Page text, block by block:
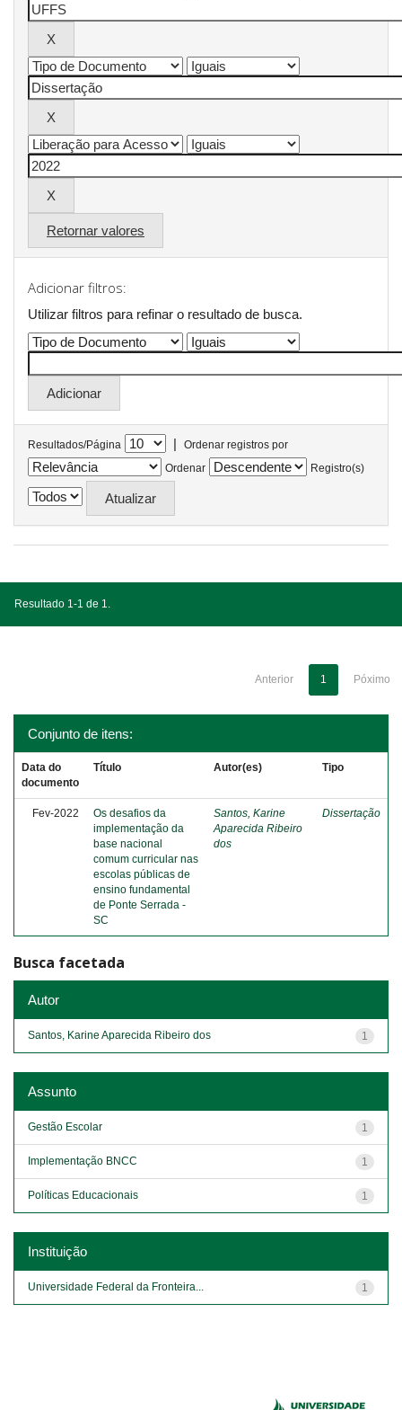
Retornar valores
Adicionar filtros:
Utilizar filtros para refinar o resultado de busca.
Resultados/Página |
Ordenar registros por
Ordenar
Registro(s)
Resultado 1-1 de 1.
Anterior 1 Póximo
Conjunto de itens:
Data do
documento
Título Autor(es) Tipo
Fev-2022
Os desafios da
implementação da
base nacional
comum curricular nas
escolas públicas de
ensino fundamental
de Ponte Serrada -
SC
Santos, Karine
Aparecida Ribeiro
dos
Dissertação
Busca facetada
Autor
1
Santos, Karine Aparecida Ribeiro dos
Assunto
1
Gestão Escolar
1
Implementação BNCC
1
Políticas Educacionais
Instituição
1
Universidade Federal da Fronteira...